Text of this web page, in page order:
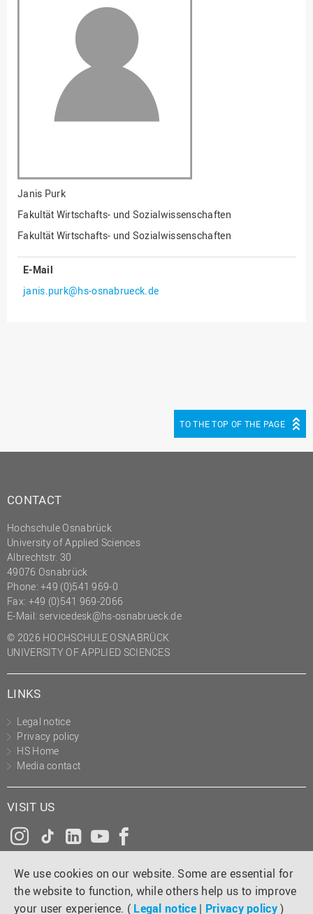
We use cookies on our website. Some are essential for
the website to function, while others help us to improve
your user experience. ( Legal notice | Privacy policy)
und Informatik
Fakultät Management,
Kultur und Technik
Fakultät Wirtschafts- und
Sozialwissenschaften
Finanzen
Gesellschaftliches
Hochschulplanung/-
strategie
Personalrat
Präsidialbüro
Professional School
Projekte des Präsidiums
Projektmanagement Office
(PMO)
Prozessmanagement
Recht
Studium und Lehre
Transfer- und
Innovationsmanagement
Janis Purk
Fakultät Wirtschafts- und Sozialwissenschaften
Fakultät Wirtschafts- und Sozialwissenschaften
E-Mail
janis.purk@hs-osnabrueck.de
TO THE TOP OF THE PAGE
CONTACT
Hochschule Osnabrück
University of Applied Sciences
Albrechtstr. 30
49076 Osnabrück
Phone: +49 (0)541 969-0
Fax: +49 (0)541 969-2066
E-Mail: servicedesk@hs-osnabrueck.de
© 2026 HOCHSCHULE OSNABRÜCK
UNIVERSITY OF APPLIED SCIENCES
LINKS
Legal notice
Privacy policy
HS Home
Media contact
VISIT US
Instagram
Tiktok
LinkedInYouTube